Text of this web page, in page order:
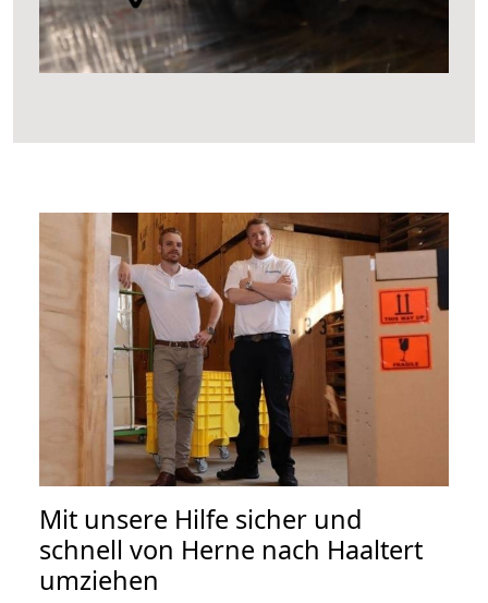
Mit unsere Hilfe sicher und
schnell von Herne nach Haaltert
umziehen